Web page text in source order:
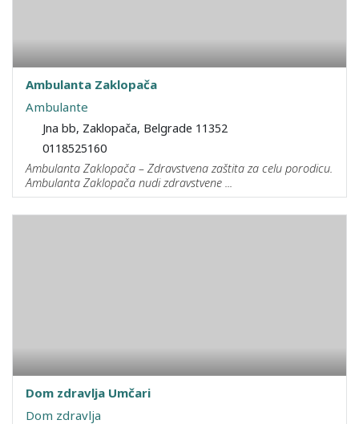
Ambulanta Zaklopača
Ambulante
Jna bb, Zaklopača, Belgrade 11352
0118525160
Ambulanta Zaklopača – Zdravstvena zaštita za celu porodicu.
Ambulanta Zaklopača nudi zdravstvene ...
Dom zdravlja Umčari
Dom zdravlja